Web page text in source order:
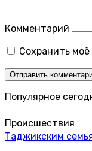
Комментарий
Сохранить
Популярное
Происшествия
Таджикским